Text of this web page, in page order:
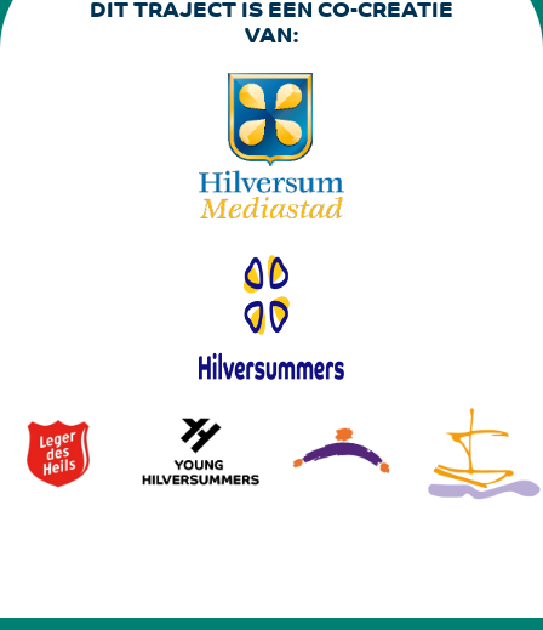
DIT TRAJECT IS EEN CO-CREATIE
VAN: